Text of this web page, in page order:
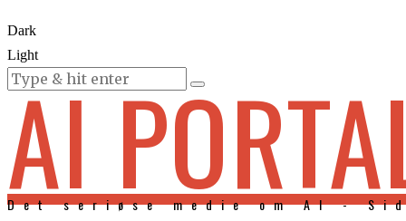
Dark
Light
KURSER
AI
Det seriøse medie om AI -